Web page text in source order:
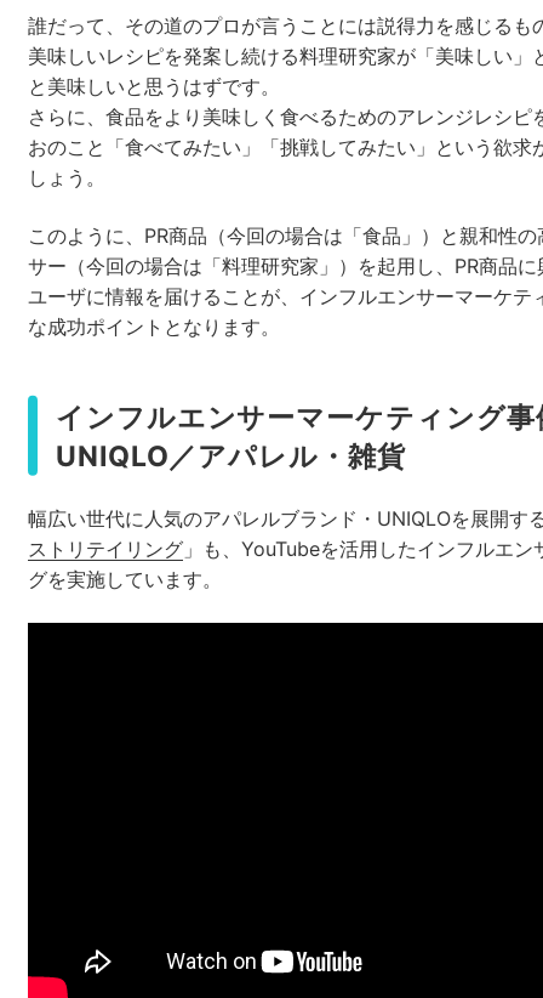
誰だって、その道のプロが言うことには説得力を感じるも
美味しいレシピを発案し続ける料理研究家が「美味しい」
と美味しいと思うはずです。
さらに、食品をより美味しく食べるためのアレンジレシピ
おのこと「食べてみたい」「挑戦してみたい」という欲求
しょう。
このように、PR商品（今回の場合は「食品」）と親和性
サー（今回の場合は「料理研究家」）を起用し、PR商品
ユーザに情報を届けることが、インフルエンサーマーケテ
な成功ポイントとなります。
インフルエンサーマーケティング
UNIQLO／アパレル・雑貨
幅広い世代に人気のアパレルブランド・UNIQLOを展開す
ストリテイリング」も、YouTubeを活用したインフルエン
グを実施しています。